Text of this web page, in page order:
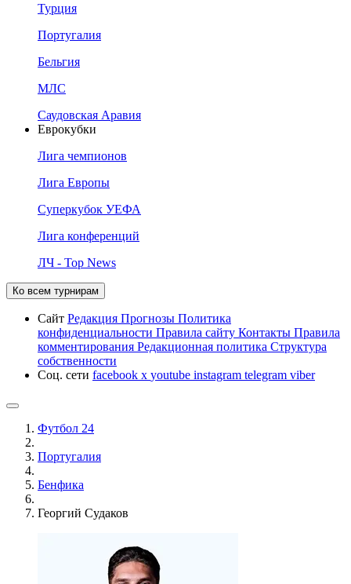
Турция
Португалия
Бельгия
МЛС
Саудовская Аравия
Еврокубки
Лига чемпионов
Лига Европы
Суперкубок УЕФА
Лига конференций
ЛЧ - Top News
Ко всем турнирам
Сайт Редакция Прогнозы Политика
конфиденциальности Правила сайту Контакты Правила
комментирования Редакционная политика Структура
собственности
Соц. сети facebook x youtube instagram telegram viber
Футбол 24
Португалия
Бенфика
Георгий Судаков